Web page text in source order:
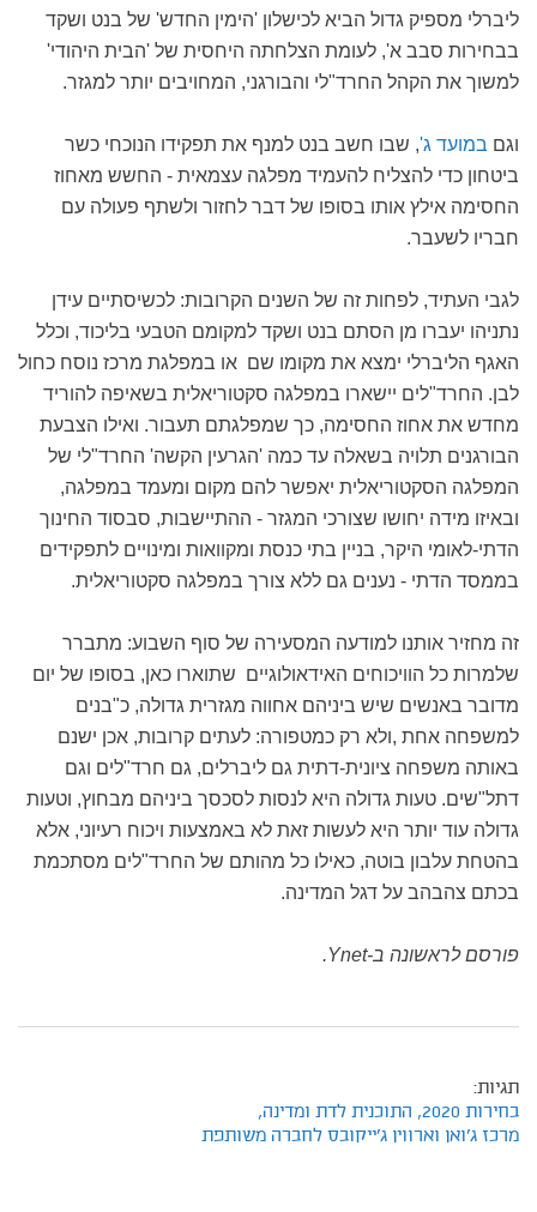
ליברלי מספיק גדול הביא לכישלון 'הימין החדש' של בנט ושקד
בבחירות סבב א', לעומת הצלחתה היחסית של 'הבית היהודי'
למשוך את הקהל החרד"לי והבורגני, המחויבים יותר למגזר.
וגם במועד ג', שבו חשב בנט למנף את תפקידו הנוכחי כשר
ביטחון כדי להצליח להעמיד מפלגה עצמאית - החשש מאחוז
החסימה אילץ אותו בסופו של דבר לחזור ולשתף פעולה עם
חבריו לשעבר.
לגבי העתיד, לפחות זה של השנים הקרובות: לכשיסתיים עידן
נתניהו יעברו מן הסתם בנט ושקד למקומם הטבעי בליכוד, וכלל
האגף הליברלי ימצא את מקומו שם או במפלגת מרכז נוסח כחול
לבן. החרד"לים יישארו במפלגה סקטוריאלית בשאיפה להוריד
מחדש את אחוז החסימה, כך שמפלגתם תעבור. ואילו הצבעת
הבורגנים תלויה בשאלה עד כמה 'הגרעין הקשה' החרד"לי של
המפלגה הסקטוריאלית יאפשר להם מקום ומעמד במפלגה,
ובאיזו מידה יחושו שצורכי המגזר - ההתיישבות, סבסוד החינוך
הדתי-לאומי היקר, בניין בתי כנסת ומקוואות ומינויים לתפקידים
בממסד הדתי - נענים גם ללא צורך במפלגה סקטוריאלית.
זה מחזיר אותנו למודעה המסעירה של סוף השבוע: מתברר
שלמרות כל הוויכוחים האידאולוגיים שתוארו כאן, בסופו של יום
מדובר באנשים שיש ביניהם אחווה מגזרית גדולה, כ"בנים
למשפחה אחת ,ולא רק כמטפורה: לעתים קרובות, אכן ישנם
באותה משפחה ציונית-דתית גם ליברלים, גם חרד"לים וגם
דתל"שים. טעות גדולה היא לנסות לסכסך ביניהם מבחוץ, וטעות
גדולה עוד יותר היא לעשות זאת לא באמצעות ויכוח רעיוני, אלא
בהטחת עלבון בוטה, כאילו כל מהותם של החרד"לים מסתכמת
בכתם צהבהב על דגל המדינה.
פורסם לראשונה ב-Ynet.
תגיות:
בחירות 2020,
התוכנית לדת ומדינה,
מרכז ג'ואן וארווין ג'ייקובס לחברה משותפת